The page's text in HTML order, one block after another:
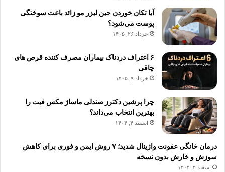
آیا تکان خوردن حین لیزر مو زائد باعث سوختگی
پوست می‌شود؟
خرداد ۲۶, ۱۴۰۵
۶ اعتراف دردناک بیماران مصرف کننده قرص های
چاقی
خرداد ۹, ۱۴۰۵
چرا پرشین دکترز صندلی ماساژ مکس فیت را
بهترین انتخاب می‌داند؟
اسفند ۴, ۱۴۰۴
درمان خانگی عفونت واژینال شدید؛ ۷ روش ایمن و فوری برای کاهش
سوزش و خارش بدون نسخه
اسفند ۴, ۱۴۰۴